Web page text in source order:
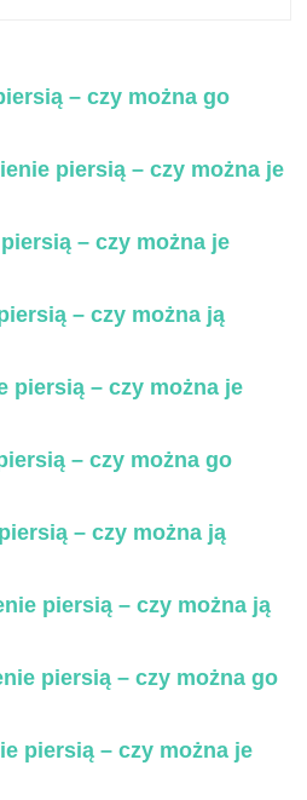
– czy można go
piersią – czy można je
– czy można je
– czy można ją
piersią – czy można je
– czy można go
– czy można ją
piersią – czy można ją
piersią – czy można go
piersią – czy można je